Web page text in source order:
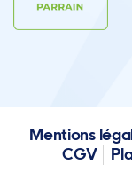
Mentions
CGV